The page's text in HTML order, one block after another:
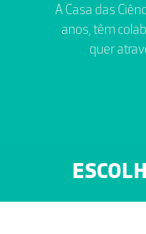
A Casa das
anos, têm
quer